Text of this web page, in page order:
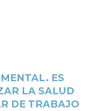
ES
LA SALUD
DE TRABAJO